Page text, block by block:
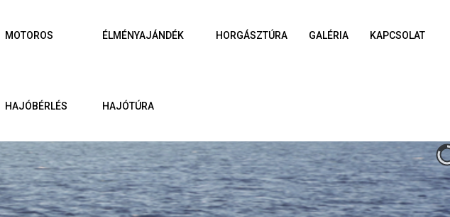
MOTOROS
HAJÓBÉRLÉS
ÉLMÉNYAJÁNDÉK
HAJÓTÚRA
HORGÁSZTÚRA GALÉRIA KAPCSOLAT